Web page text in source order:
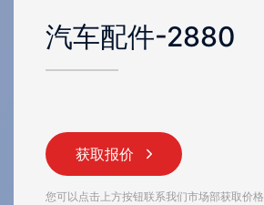
汽车配件-2880
获取报价
您可以点击上方按钮联系我们市场部获取价格